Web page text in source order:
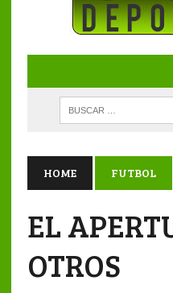
HOME FUTBOL
EL
OTROS